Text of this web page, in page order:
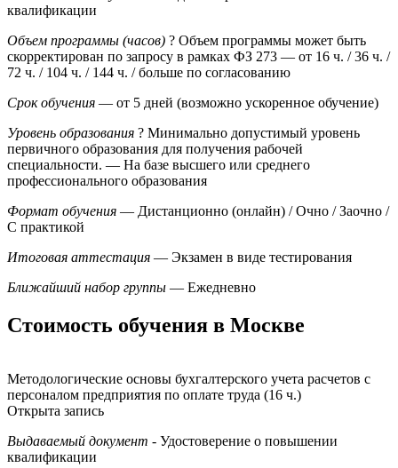
квалификации
Объем программы (часов) ? Объем программы может быть
скорректирован по запросу в рамках ФЗ 273 — от 16 ч. / 36 ч. /
72 ч. / 104 ч. / 144 ч. / больше по согласованию
Срок обучения — от 5 дней (возможно ускоренное обучение)
Уровень образования ? Минимально допустимый уровень
первичного образования для получения рабочей
специальности. — На базе высшего или среднего
профессионального образования
Формат обучения — Дистанционно (онлайн) / Очно / Заочно /
С практикой
Итоговая аттестация — Экзамен в виде тестирования
Ближайший набор группы — Ежедневно
Стоимость обучения в Москве
Методологические основы бухгалтерского учета расчетов с
персоналом предприятия по оплате труда (16 ч.)
Открыта запись
Выдаваемый документ - Удостоверение о повышении
квалификации